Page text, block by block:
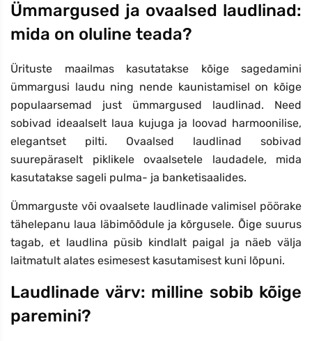
Ümmargused ja ovaalsed laudlinad:
mida on oluline teada?
Ürituste maailmas kasutatakse kõige sagedamini
ümmargusi laudu ning nende kaunistamisel on kõige
populaarsemad just ümmargused laudlinad. Need
sobivad ideaalselt laua kujuga ja loovad harmoonilise,
elegantset pilti. Ovaalsed laudlinad sobivad
suurepäraselt piklikele ovaalsetele laudadele, mida
kasutatakse sageli pulma- ja banketisaalides.
Ümmarguste või ovaalsete laudlinade valimisel pöörake
tähelepanu laua läbimõõdule ja kõrgusele. Õige suurus
tagab, et laudlina püsib kindlalt paigal ja näeb välja
laitmatult alates esimesest kasutamisest kuni lõpuni.
Laudlinade värv: milline sobib kõige
paremini?